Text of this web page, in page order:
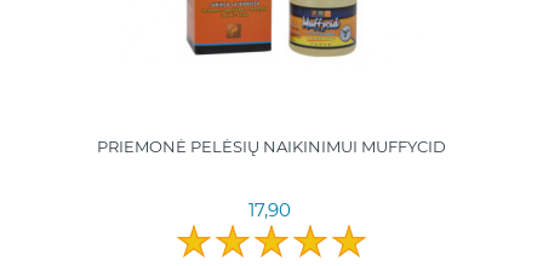
PRIEMONĖ PELĖSIŲ NAIKINIMUI MUFFYCID
17,90